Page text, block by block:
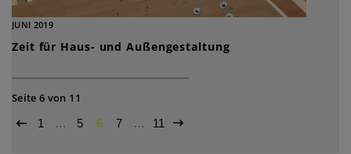
JUNI 2019
Zeit für Haus- und Außengestaltung
Seite 6 von 11
 1 … 5 6 7 … 11 